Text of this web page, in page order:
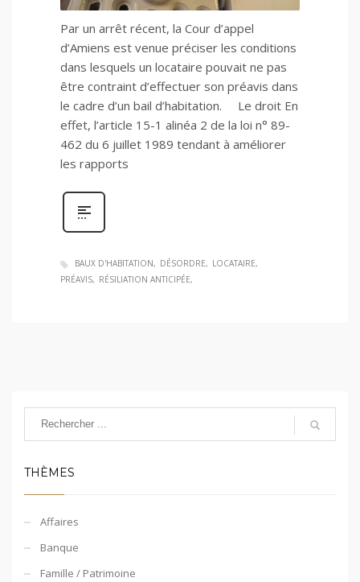
Par un arrêt récent, la Cour d’appel
d’Amiens est venue préciser les conditions
dans lesquels un locataire pouvait ne pas
être contraint d’effectuer son préavis dans
le cadre d’un bail d’habitation. Le droit En
effet, l’article 15-1 alinéa 2 de la loi n° 89-
462 du 6 juillet 1989 tendant à améliorer
les rapports
BAUX D'HABITATION DÉSORDRE
LOCATAIRE
PRÉAVIS
RÉSILIATION ANTICIPÉE
THÈMES
Affaires
Banque
Famille / Patrimoine